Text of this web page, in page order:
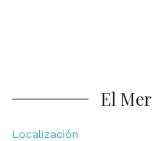
El
Localización